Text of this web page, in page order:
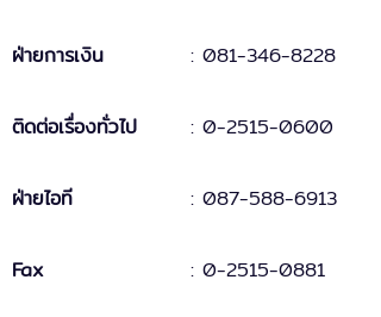
ฝ่ายการเงิน : 081-346-8228
ติดต่อเรื่องทั่วไป : 0-2515-0600
ฝ่ายไอที : 087-588-6913
Fax : 0-2515-0881